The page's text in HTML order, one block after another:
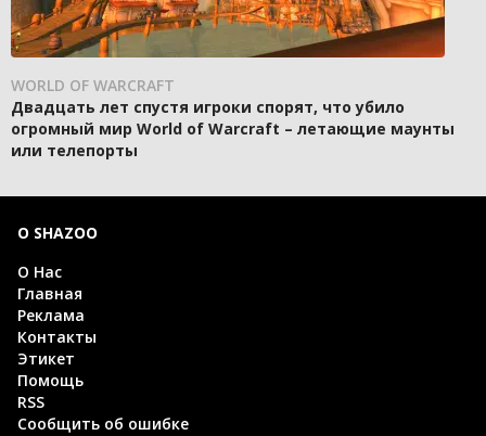
WORLD OF WARCRAFT
Двадцать лет спустя игроки спорят, что убило
огромный мир World of Warcraft – летающие маунты
или телепорты
О SHAZOO
О Нас
Главная
Реклама
Контакты
Этикет
Помощь
RSS
Сообщить об ошибке